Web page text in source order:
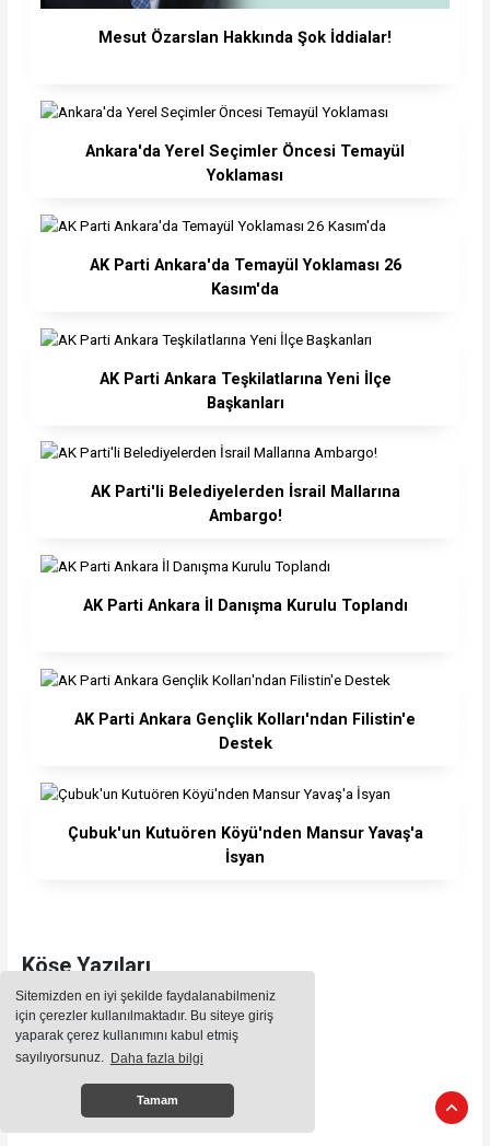
Sitemizden en iyi şekilde faydalanabilmeniz
için çerezler kullanılmaktadır. Bu siteye giriş
yaparak çerez kullanımını kabul etmiş
sayılıyorsunuz. Daha fazla bilgi
Tamam
Mesut Özarslan Hakkında Şok İddialar!
Ankara'da Yerel Seçimler Öncesi Temayül
Yoklaması
AK Parti Ankara'da Temayül Yoklaması 26
Kasım'da
AK Parti Ankara Teşkilatlarına Yeni İlçe
Başkanları
AK Parti'li Belediyelerden İsrail Mallarına
Ambargo!
AK Parti Ankara İl Danışma Kurulu Toplandı
AK Parti Ankara Gençlik Kolları'ndan Filistin'e
Destek
Çubuk'un Kutuören Köyü'nden Mansur Yavaş'a
İsyan
Köşe Yazıları
İçerik bulunamadı.
Foto Galeri